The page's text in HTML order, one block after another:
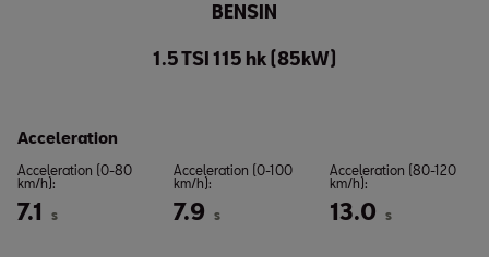
BENSIN
1.5 TSI 115 hk (85kW)
Acceleration
Acceleration (0-80
km/h):
7.1 s
Acceleration (0-100
km/h):
7.9 s
Acceleration (80-120
km/h):
13.0 s